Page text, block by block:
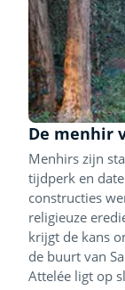
De menhir
Menhirs zijn
tijdperk en
constructies
religieuze
krijgt de kans
de buurt van
Attelée ligt op